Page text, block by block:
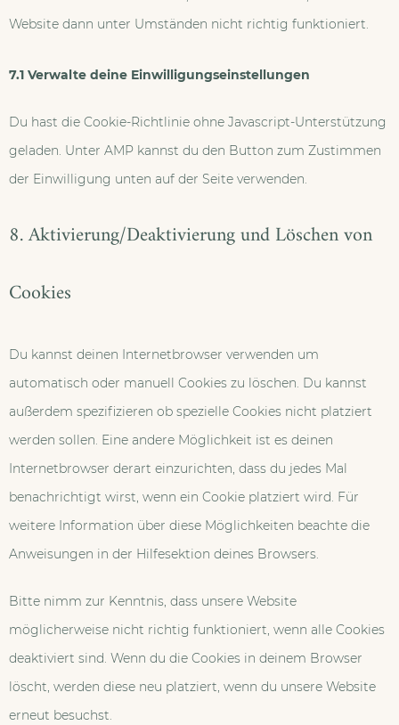
Website dann unter Umständen nicht richtig funktioniert.
7.1 Verwalte deine Einwilligungseinstellungen
Du hast die Cookie-Richtlinie ohne Javascript-Unterstützung
geladen. Unter AMP kannst du den Button zum Zustimmen
der Einwilligung unten auf der Seite verwenden.
8. Aktivierung/Deaktivierung und Löschen von
Cookies
Du kannst deinen Internetbrowser verwenden um
automatisch oder manuell Cookies zu löschen. Du kannst
außerdem spezifizieren ob spezielle Cookies nicht platziert
werden sollen. Eine andere Möglichkeit ist es deinen
Internetbrowser derart einzurichten, dass du jedes Mal
benachrichtigt wirst, wenn ein Cookie platziert wird. Für
weitere Information über diese Möglichkeiten beachte die
Anweisungen in der Hilfesektion deines Browsers.
Bitte nimm zur Kenntnis, dass unsere Website
möglicherweise nicht richtig funktioniert, wenn alle Cookies
deaktiviert sind. Wenn du die Cookies in deinem Browser
löscht, werden diese neu platziert, wenn du unsere Website
erneut besuchst.